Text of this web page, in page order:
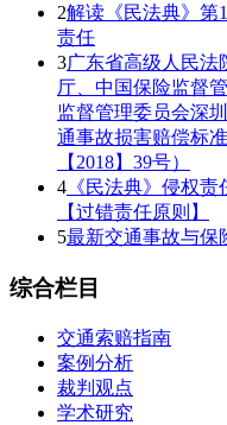
2解读《民法典》第
责任
3广东省高级人民法
厅、中国保险监督
监督管理委员会深
通事故损害赔偿标
【2018】39号）
4 《民法典》侵权
【过错责任原则】
5最新交通事故与保
综合栏目
交通索赔指南
案例分析
裁判观点
学术研究